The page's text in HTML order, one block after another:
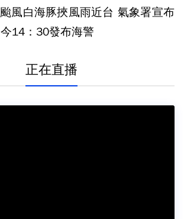
颱風白海豚挾風雨近台 氣象署宣布
今14：30發布海警
正在直播